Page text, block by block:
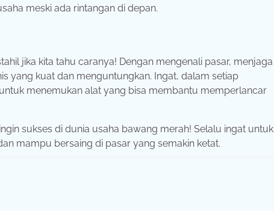
meski ada rintangan di depan.
jika kita tahu caranya! Dengan mengenali pasar, menjaga
yang kuat dan menguntungkan. Ingat, dalam setiap
untuk menemukan alat yang bisa membantu memperlancar
sukses di dunia usaha bawang merah! Selalu ingat untuk
mampu bersaing di pasar yang semakin ketat.